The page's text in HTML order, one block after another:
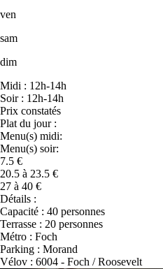
ven
sam
dim
Midi : 12h-14h
Soir : 12h-14h
Prix constatés
Plat du jour :
Menu(s) midi:
Menu(s) soir:
7.5 €
20.5 à 23.5 €
27 à 40 €
Détails :
Capacité : 40 personnes
Terrasse : 20 personnes
Métro : Foch
Parking : Morand
Vélov : 6004 - Foch / Roosevelt